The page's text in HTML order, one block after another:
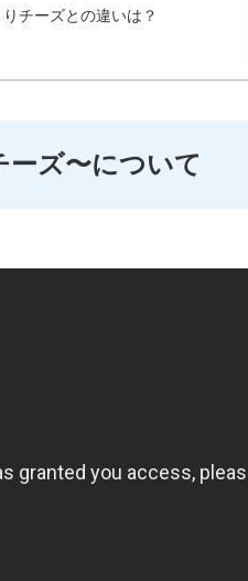
チーズとの違いは？
ーズ〜について